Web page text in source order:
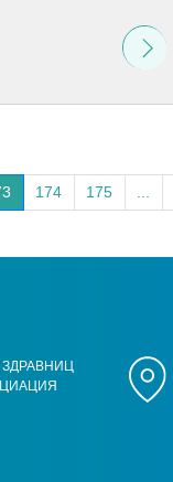
174 175
ЗДРАВНИЦ